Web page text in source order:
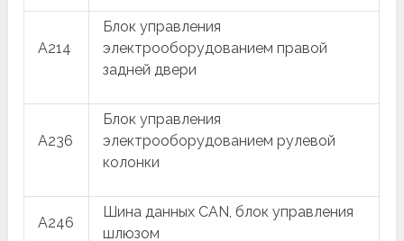
A214
Блок управления
электрооборудованием правой
задней двери
A236
Блок управления
электрооборудованием рулевой
колонки
A246
Шина данных CAN, блок управления
шлюзом